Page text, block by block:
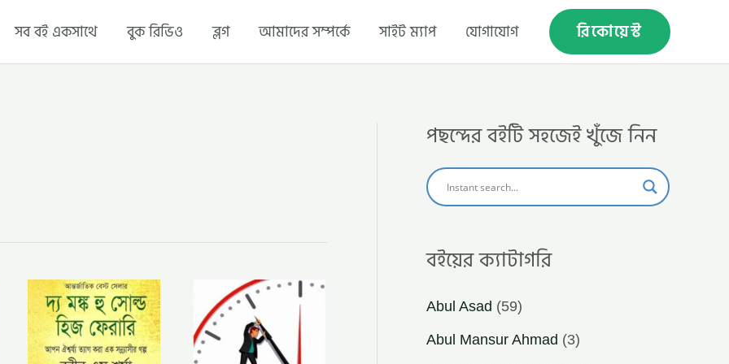
সব বই একসাথে বুক রিভিও ব্লগ আমাদের সম্পর্কে সাইট ম্যাপ যোগাযোগ রিকোয়েস্ট
দ্য
মঙ্ক
হু
সোল্ড
হিজ
টাইম
ম্যানেজমেন্ট
–
ব্রায়ান
ট্রেসি
পছন্দের বইটি সহজেই খুঁজে নিন
বইয়ের ক্যাটাগরি
Abul Asad (59)
Abul Mansur Ahmad (3)